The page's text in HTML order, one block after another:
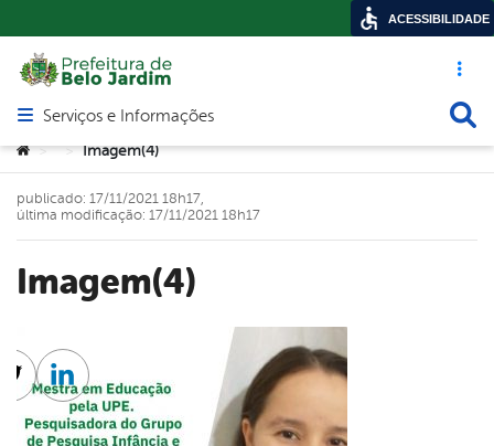
Acesso
Abrir menu principal de navegação
Serviços e Informações
Você está aqui:
> > Imagem(4)
Imagem(4)
publicado: 17/11/2021 18h17,
última modificação: 17/11/2021 18h17
Twitter
Linkedin
ACESSIBILIDADE